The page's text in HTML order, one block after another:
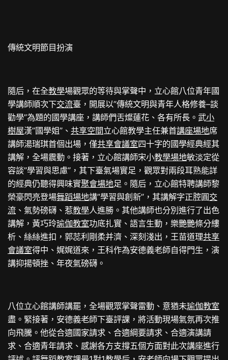
傳統文明節目扮演
隨后，在全教學場觀眾的等待與掌聲中，立心館八位青年國
學講師順次下交流臺，開展以”傳統文明與青年人格修養–談
勸學”為題的國學講座，講師們舌燦蓮花、各有所長。武小
樹屋漢”國學姐”、共享空間立心館教學主任兼首講座場地席
講師湯瑞琪首個出場，僅共享會議室四十字的國學經典經其
講解，全場震動。接著，立心館講師宋小教學場地敏淡定從
容談”學習與思慮”，其下臺氣場實足，觀眾對兩段耳熟能詳
的經典仍聽得興味實聚會場地足。隨后，立心館特聘講師黎
榮豪閃亮登場舞蹈場地講”學習與創新”，其講解字正腔圓交
流 、氣勢磅礴、惹教學人進勝。其他講師也分別進行了出色
講解，黃巧玲瑜伽教室功底扎實、語言生動，樂艷艷條分縷
析、絲絲進扣，郭蕊利剛柔并濟、深刻淺出，王苗道理共享
會議室得中、娓娓道來，王科作為安德義老師自得門生，演
講抑揚頓挫、年夜氣磅礴。
八位立心館講師講罷，全場觀眾掌聲雷動、意猶未瑜伽教室
盡。緊接著，安德義老師下臺評課，將活動現場氣氛再次推
向飛騰。他從合適國家請求、合適綱要請求、合適演講請
求、合適青年請求、感謝各方支撐五個方面對此次講座進行